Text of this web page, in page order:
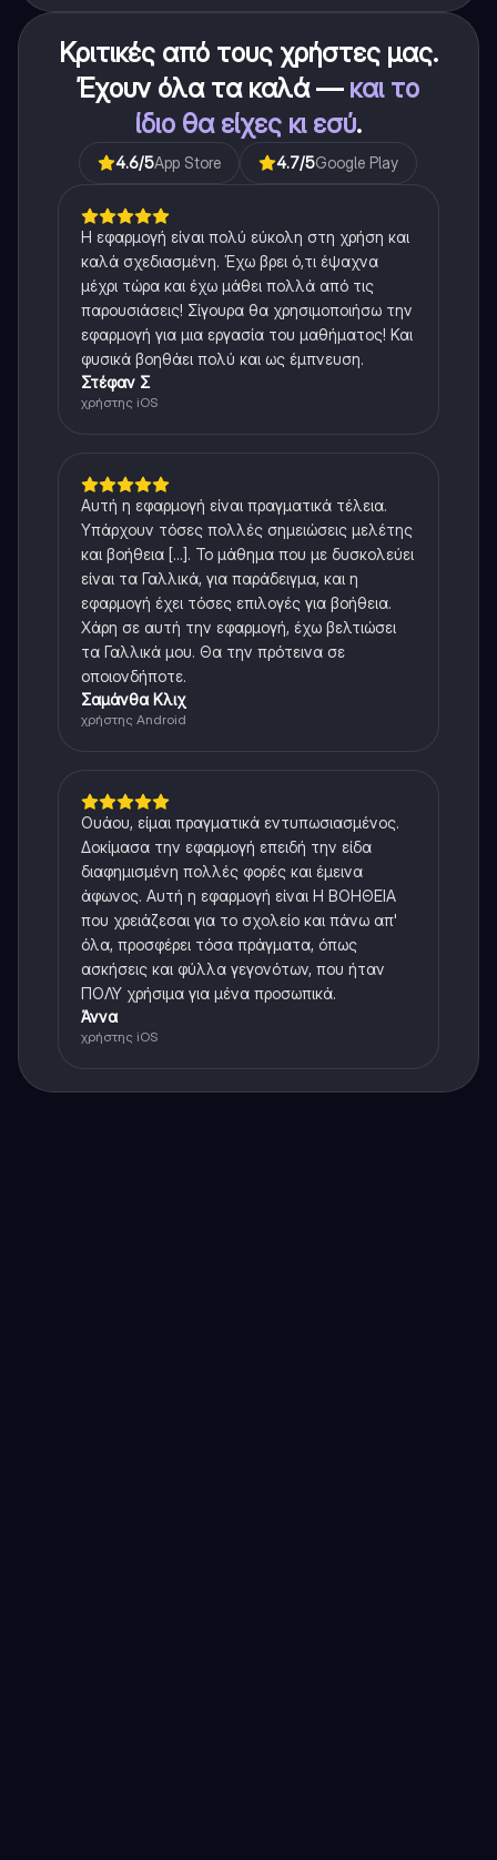
Κριτικές από τους χρήστες μας.
Έχουν όλα τα καλά — και το
ίδιο θα είχες κι εσύ.
4.6/5App Store 4.7/5Google Play
Η εφαρμογή είναι πολύ εύκολη στη χρήση και
καλά σχεδιασμένη. Έχω βρει ό,τι έψαχνα
μέχρι τώρα και έχω μάθει πολλά από τις
παρουσιάσεις! Σίγουρα θα χρησιμοποιήσω την
εφαρμογή για μια εργασία του μαθήματος! Και
φυσικά βοηθάει πολύ και ως έμπνευση.
Στέφαν Σ
χρήστης iOS
Αυτή η εφαρμογή είναι πραγματικά τέλεια.
Υπάρχουν τόσες πολλές σημειώσεις μελέτης
και βοήθεια [...]. Το μάθημα που με δυσκολεύει
είναι τα Γαλλικά, για παράδειγμα, και η
εφαρμογή έχει τόσες επιλογές για βοήθεια.
Χάρη σε αυτή την εφαρμογή, έχω βελτιώσει
τα Γαλλικά μου. Θα την πρότεινα σε
οποιονδήποτε.
Σαμάνθα Κλιχ
χρήστης Android
Ουάου, είμαι πραγματικά εντυπωσιασμένος.
Δοκίμασα την εφαρμογή επειδή την είδα
διαφημισμένη πολλές φορές και έμεινα
άφωνος. Αυτή η εφαρμογή είναι Η ΒΟΗΘΕΙΑ
που χρειάζεσαι για το σχολείο και πάνω απ'
όλα, προσφέρει τόσα πράγματα, όπως
ασκήσεις και φύλλα γεγονότων, που ήταν
ΠΟΛΥ χρήσιμα για μένα προσωπικά.
Άννα
χρήστης iOS